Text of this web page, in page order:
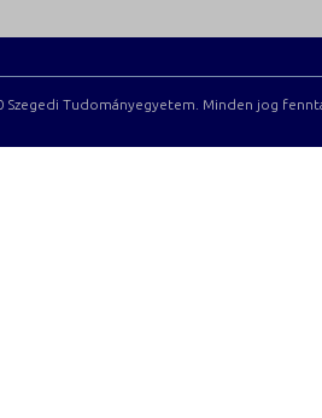
Szegedi Tudományegyetem. Minden jog